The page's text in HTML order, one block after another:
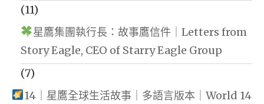
(11)
星鷹集團執行長：故事鷹信件｜Letters from
Story Eagle, CEO of Starry Eagle Group
(7)
14｜星鷹全球生活故事｜多語言版本｜World 14